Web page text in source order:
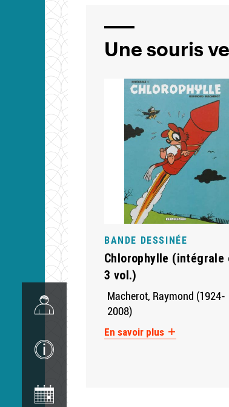
Une souris
BANDE DESSINÉE
Chlorophylle (intégrale
3 vol.)
Macherot, Raymond (1924-
2008)
En savoir plus